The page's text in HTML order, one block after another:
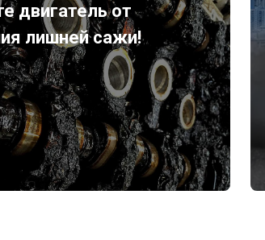
двигатель от
лишней сажи!